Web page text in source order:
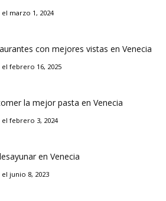
marzo 1, 2024
con mejores vistas en Venecia
febrero 16, 2025
la mejor pasta en Venecia
febrero 3, 2024
en Venecia
junio 8, 2023